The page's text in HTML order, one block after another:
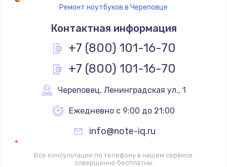
Ремонт ноутбуков в Череповце
Контактная информация
+7 (800) 101-16-70
+7 (800) 101-16-70
Череповец, Ленинградская ул., 1
Ежедневно с 9:00 до 21:00
info@note-iq.ru
Все консультации по телефону в нашем сервисе
совершенно бесплатны